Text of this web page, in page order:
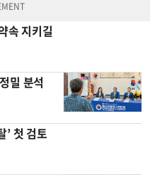
속 지키길
밀 분석
’ 첫 검토